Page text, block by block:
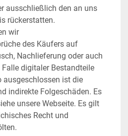
ausschließlich den an uns
rückerstatten.
wir
des Käufers auf
Nachlieferung oder auch
digitaler Bestandteile
ausgeschlossen ist die
indirekte Folgeschäden. Es
unsere Webseite. Es gilt
Recht und